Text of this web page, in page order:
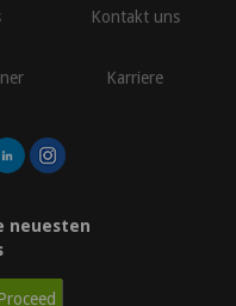
Kontakt uns
Karriere
neuesten